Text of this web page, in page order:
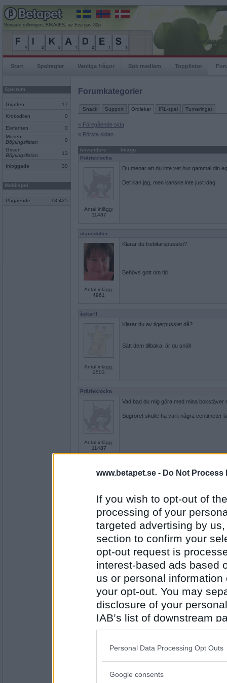
www.betapet.se - Do Not Process
If you wish to opt-out of
processing of your
targeted advertising by
section to confirm your
opt-out request is
interest-based ads based
us or personal
your opt-out. You may
disclosure of your
IAB’s list of downstream
also be disclosed by us
Downstream Participants
Please note that this
Personal Data Processing Opt Outs
Google consents
Senaste rullningen, FIKAdES, av Eva gav 80p
Start Spelregler Vanliga frågor Sök medlem Topplistor
Spelrum
Giraffen 17
Krokodilen 0
Elefanten
0
Musen
Böjningslistan
0
Grisen
Böjningslistan
13
Inloggade 30
Mobilspel
Pågående 18 425
Forumkategorier
Snack Support Ordlekar IRL-spel Turneringar
« Föregående sida
« Första sidan
Användare
Inlägg
Prärieklocka
Antal inlägg:
11487
Du menar att du inte vet hur gammal din
Det kan jag, men kanske inte just idag
olausdotter
Antal inlägg:
4961
Klarar du trebitarspusslet?
Behövs gott om tid
åskarll
Antal inlägg:
2503
Klarar du av tigerpusslet då?
Sätt dem tillbaka, är du snäll
Prärieklocka
Antal inlägg:
11487
Vad bad du mig göra med mina bokstäver
Sugröret skulle ha varit några centimeter
Antal inlägg:
4523
Försökte du viska något sensuellt i din
Det går fler tåg
olausdotter
Antal inlägg:
4961
Du klarade alltså inte av trebitarspusslet?
Lek är trevligt
Antal inlägg:
Någonting alldeles extra